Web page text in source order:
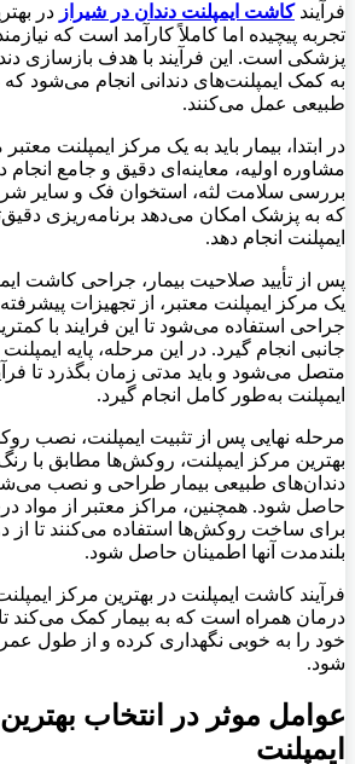
فرآیندکاشت ایمپلنت دندان در شیراز در
تجربه پیچیده اما کاملاً کارآمد است که
پزشکی است. این فرآیند با هدف بازسازی
به کمک ایمپلنت‌های دندانی انجام می‌شود که
طبیعی عمل می‌کنند.
در ابتدا، بیمار باید به یک مرکز ایمپلنت
مشاوره اولیه، معاینه‌ای دقیق و جامع انجام
بررسی سلامت لثه، استخوان فک و سایر
که به پزشک امکان می‌دهد برنامه‌ریزی
ایمپلنت انجام دهد.
پس از تأیید صلاحیت بیمار، جراحی کاشت
یک مرکز ایمپلنت معتبر، از تجهیزات
جراحی استفاده می‌شود تا این فرایند با
جانبی انجام گیرد. در این مرحله، پایه
متصل می‌شود و باید مدتی زمان بگذرد تا
ایمپلنت به‌طور کامل انجام گیرد.
مرحله نهایی پس از تثبیت ایمپلنت، نصب
بهترین مرکز ایمپلنت، روکش‌ها مطابق با
دندان‌های طبیعی بیمار طراحی و نصب
حاصل شود. همچنین، مراکز معتبر از مواد
برای ساخت روکش‌ها استفاده می‌کنند تا از
بلندمدت آنها اطمینان حاصل شود.
فرآیند کاشت ایمپلنت در بهترین مرکز
درمان همراه است که به بیمار کمک می‌کند تا
خود را به خوبی نگهداری کرده و از طول عمر
شود.
عوامل موثر در انتخاب
ایمپلنت